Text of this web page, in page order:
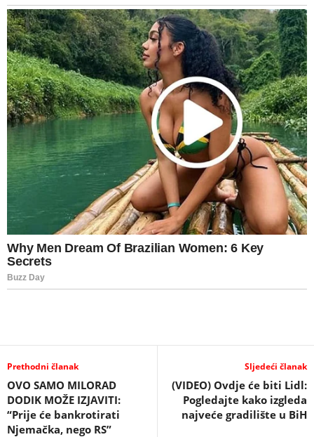
Prethodni članak
OVO SAMO MILORAD
DODIK MOŽE IZJAVITI:
“Prije će bankrotirati
Njemačka, nego RS”
Sljedeći članak
(VIDEO) Ovdje će biti Lidl:
Pogledajte kako izgleda
najveće gradilište u BiH